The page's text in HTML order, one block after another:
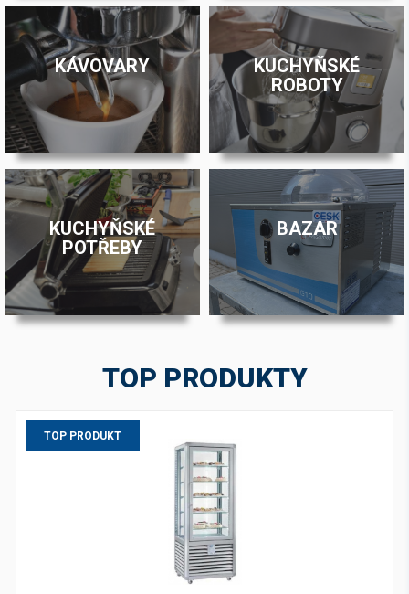
KÁVOVARY
KUCHYŇSKÉ
ROBOTY
KUCHYŇSKÉ
POTŘEBY
BAZAR
TOP PRODUKTY
TOP PRODUKT